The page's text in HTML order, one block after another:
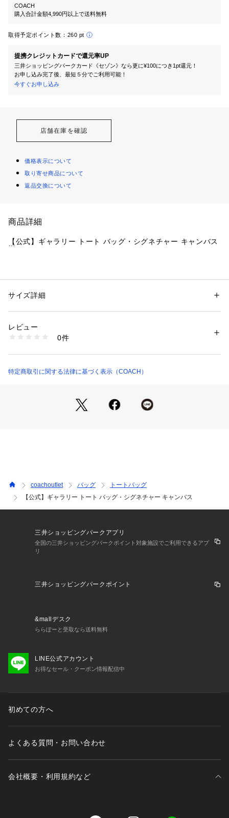
COACH
購入合計金額4,990円以上で送料無料
取得予定ポイント数： 260 pt
提携クレジットカードで還元率UP
三井ショッピングパークカード《セゾン》なら更に¥100につき1pt還元！
お申し込み完了後、最短５分でご利用可能！
今すぐお申し込み
店舗在庫を確認
価格表示について
取り寄せ商品について
返品交換について
商品詳細
【公式】ギャラリー トート バッグ・シグネチャー キャンバス
・ シグネチャー コーテッド キャンバス
・ 外側にジップ ポケット
・ ジップ トップ開閉、裏地付き
・ A4サイズ、14インチ ノートパソコンまで収納可能
性別：レディース
商品番号：
CW381#IMXHE （ショップ）
サイズ詳細
レビュー
0件
特定商取引に関する法律に基づく表示（COACH）
coachoutlet バッグ
トートバッグ
【公式】ギャラリー トート バッグ・シグネチャー キャンバス
三井ショッピングパークアプリ
全国の三井ショッピングパークポイント対象施設でご利用できるアプ
リ
三井ショッピングパークポイント
&mallデスク
ららぽーと受取なら送料無料
LINE公式アカウント
お得なセール・クーポン情報配信中
初めての方へ
よくある質問・お問い合わせ
会社概要・利用規約など